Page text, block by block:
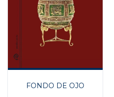
FONDO DE OJO